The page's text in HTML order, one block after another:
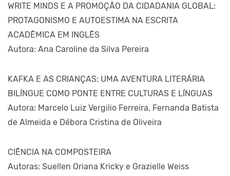
WRITE MINDS E A PROMOÇÃO DA CIDADANIA GLOBAL:
PROTAGONISMO E AUTOESTIMA NA ESCRITA
ACADÊMICA EM INGLÊS
Autora: Ana Caroline da Silva Pereira
KAFKA E AS CRIANÇAS: UMA AVENTURA LITERÁRIA
BILÍNGUE COMO PONTE ENTRE CULTURAS E LÍNGUAS
Autora: Marcelo Luiz Vergilio Ferreira, Fernanda Batista
de Almeida e Débora Cristina de Oliveira
CIÊNCIA NA COMPOSTEIRA
Autoras: Suellen Oriana Kricky e Grazielle Weiss